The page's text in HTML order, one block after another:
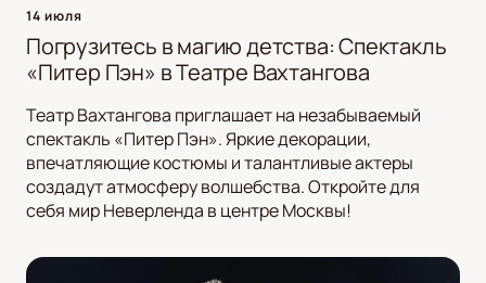
14 июля
Погрузитесь в магию детства: Спектакль
«Питер Пэн» в Театре Вахтангова
Театр Вахтангова приглашает на незабываемый
спектакль «Питер Пэн». Яркие декорации,
впечатляющие костюмы и талантливые актеры
создадут атмосферу волшебства. Откройте для
себя мир Неверленда в центре Москвы!